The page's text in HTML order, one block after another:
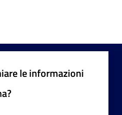
le informazioni